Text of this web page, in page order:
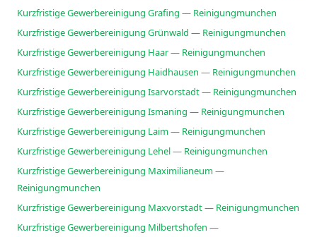
Kurzfristige Gewerbereinigung Grafing — Reinigungmunchen
Kurzfristige Gewerbereinigung Grünwald — Reinigungmunchen
Kurzfristige Gewerbereinigung Haar — Reinigungmunchen
Kurzfristige Gewerbereinigung Haidhausen — Reinigungmunchen
Kurzfristige Gewerbereinigung Isarvorstadt — Reinigungmunchen
Kurzfristige Gewerbereinigung Ismaning — Reinigungmunchen
Kurzfristige Gewerbereinigung Laim — Reinigungmunchen
Kurzfristige Gewerbereinigung Lehel — Reinigungmunchen
Kurzfristige Gewerbereinigung Maximilianeum —
Reinigungmunchen
Kurzfristige Gewerbereinigung Maxvorstadt — Reinigungmunchen
Kurzfristige Gewerbereinigung Milbertshofen —